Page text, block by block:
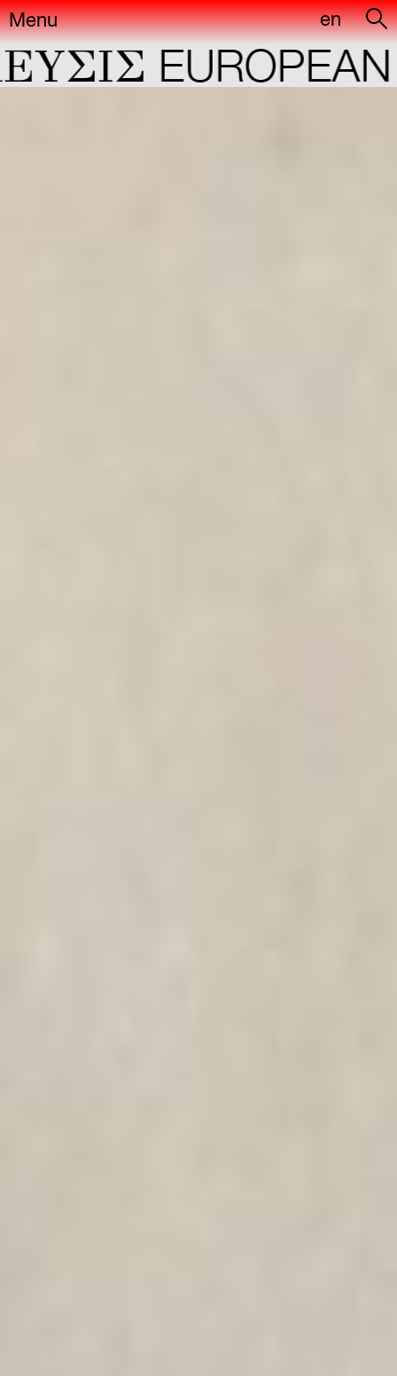
Menu en
EUROPEAN